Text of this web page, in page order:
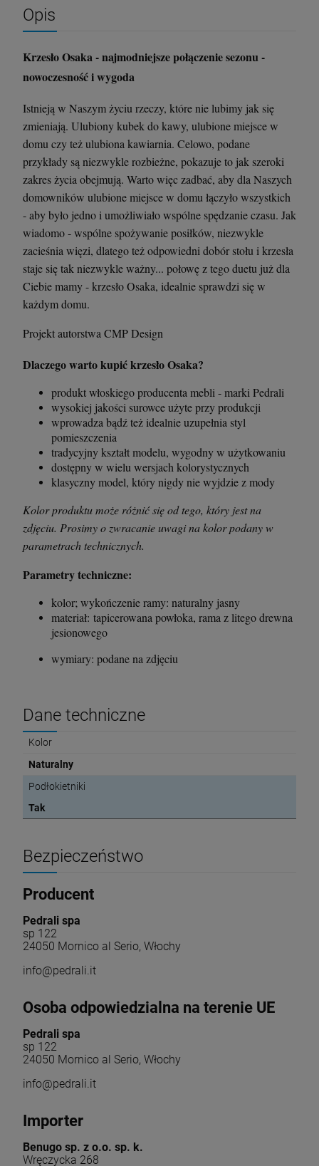
Stolik kawowy Oveo 46 cm antracytowy -
Ferne
379,00 zł
szt.
Krzesło Vanity Scab Design - transparentne
397,00 zł
szt.
Opis
Krzesło Osaka - najmodniejsze połączenie sezonu -
nowoczesność i wygoda
Istnieją w Naszym życiu rzeczy, które nie lubimy jak się
zmieniają. Ulubiony kubek do kawy, ulubione miejsce w
domu czy też ulubiona kawiarnia. Celowo, podane
przykłady są niezwykle rozbieżne, pokazuje to jak szeroki
zakres życia obejmują. Warto więc zadbać, aby dla Naszych
domowników ulubione miejsce w domu łączyło wszystkich
- aby było jedno i umożliwiało wspólne spędzanie czasu. Jak
wiadomo - wspólne spożywanie posiłków, niezwykle
zacieśnia więzi, dlatego też odpowiedni dobór stołu i krzesła
staje się tak niezwykle ważny... połowę z tego duetu już dla
Ciebie mamy - krzesło Osaka, idealnie sprawdzi się w
każdym domu.
Projekt autorstwa CMP Design
Dlaczego warto kupić krzesło Osaka?
produkt włoskiego producenta mebli - marki Pedrali
wysokiej jakości surowce użyte przy produkcji
wprowadza bądź też idealnie uzupełnia styl
pomieszczenia
tradycyjny kształt modelu, wygodny w użytkowaniu
dostępny w wielu wersjach kolorystycznych
klasyczny model, który nigdy nie wyjdzie z mody
Kolor produktu może różnić się od tego, który jest na
zdjęciu. Prosimy o zwracanie uwagi na kolor podany w
parametrach technicznych.
Parametry techniczne:
kolor; wykończenie ramy: naturalny jasny
materiał: tapicerowana powłoka, rama z litego drewna
jesionowego
wymiary: podane na zdjęciu
Dane techniczne
Kolor
Naturalny
Podłokietniki
Tak
Bezpieczeństwo
Producent
Pedrali spa
sp 122
24050 Mornico al Serio, Włochy
info@pedrali.it
Osoba odpowiedzialna na terenie UE
Pedrali spa
sp 122
24050 Mornico al Serio, Włochy
info@pedrali.it
Importer
Benugo sp. z o.o. sp. k.
Wręczycka 268